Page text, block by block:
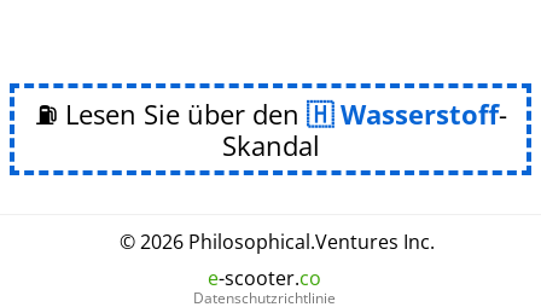
⛽ Lesen Sie über den Wasserstoff-
Skandal
© 2026 Philosophical.Ventures Inc.
e-scooter.co
Datenschutzrichtlinie